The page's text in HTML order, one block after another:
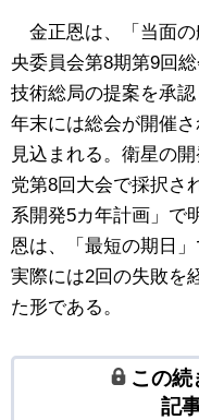
金正恩は、「当面の
央委員会第8期第9回
技術総局の提案を承
年末には総会が開催
見込まれる。衛星の
党第8回大会で採択さ
系開発5カ年計画」で
恩は、「最短の期日
実際には2回の失敗を
た形である。
この続
記